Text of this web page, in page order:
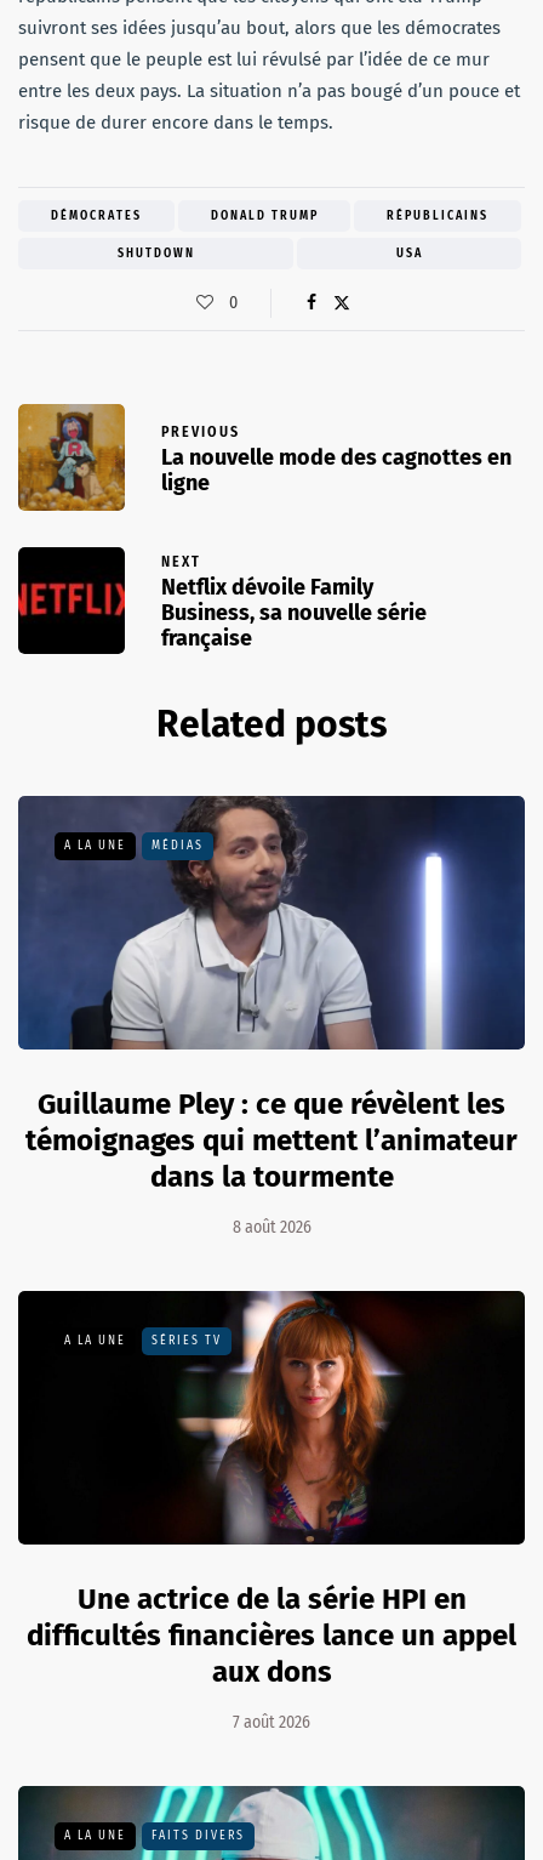
suivront ses idées jusqu’au bout, alors que les démocrates
pensent que le peuple est lui révulsé par l’idée de ce mur
entre les deux pays. La situation n’a pas bougé d’un pouce et
risque de durer encore dans le temps.
DÉMOCRATES DONALD TRUMP RÉPUBLICAINS
SHUTDOWN USA
0
PREVIOUS
La nouvelle mode des cagnottes en
ligne
NEXT
Netflix dévoile Family
Business, sa nouvelle série
française
Related posts
A LA UNE MÉDIAS
Guillaume Pley : ce que révèlent les
témoignages qui mettent l’animateur
dans la tourmente
8 août 2026
A LA UNE SÉRIES TV
Une actrice de la série HPI en
difficultés financières lance un appel
aux dons
7 août 2026
A LA UNE FAITS DIVERS